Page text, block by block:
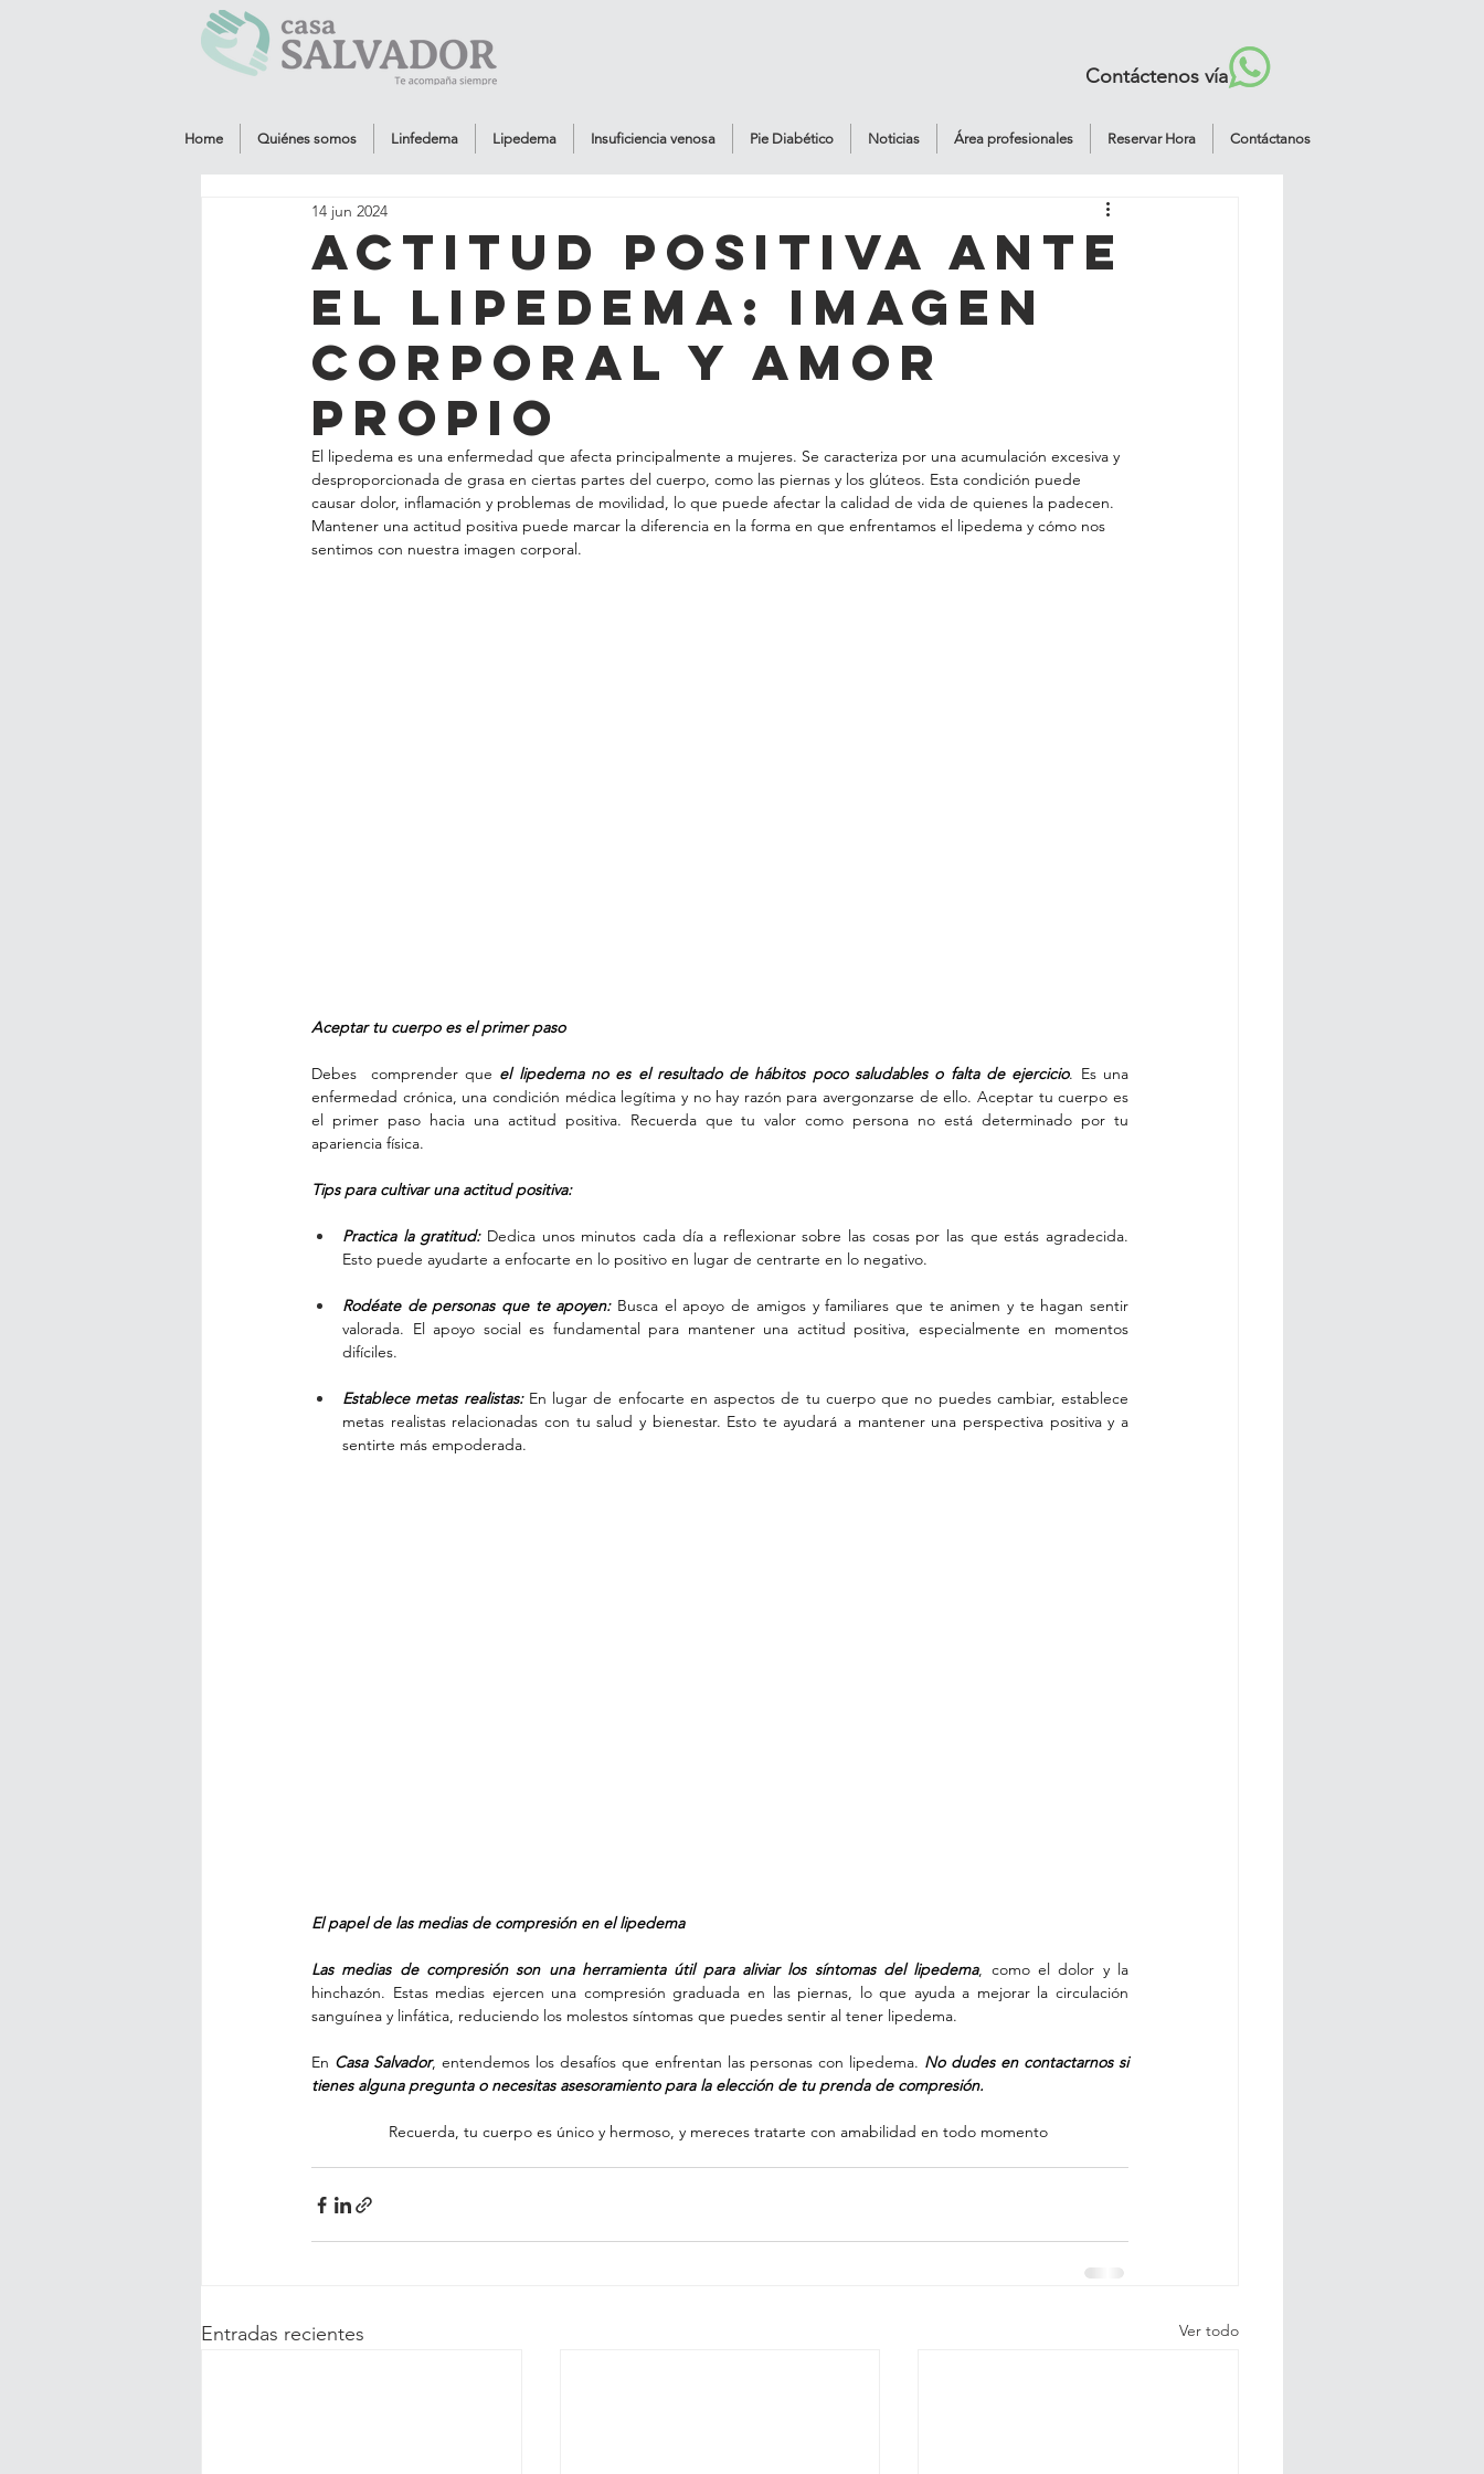
Contáctenos vía
Home Quiénes somos Linfedema Lipedema Insuficiencia venosa Pie Diabético Noticias Área profesionales Reservar Hora Contáctanos
Actitud positiva ante
el lipedema: Imagen
corporal y amor
propio
14 jun 2024
El lipedema es una enfermedad que afecta principalmente a mujeres. Se caracteriza por una acumulación excesiva y
desproporcionada de grasa en ciertas partes del cuerpo, como las piernas y los glúteos. Esta condición puede
causar dolor, inflamación y problemas de movilidad, lo que puede afectar la calidad de vida de quienes la padecen.
Mantener una actitud positiva puede marcar la diferencia en la forma en que enfrentamos el lipedema y cómo nos
sentimos con nuestra imagen corporal.
Aceptar tu cuerpo es el primer paso
Debes  comprender que el lipedema no es el resultado de hábitos poco saludables o falta de ejercicio. Es una
enfermedad crónica, una condición médica legítima y no hay razón para avergonzarse de ello. Aceptar tu cuerpo es
el primer paso hacia una actitud positiva. Recuerda que tu valor como persona no está determinado por tu
apariencia física.
Tips para cultivar una actitud positiva:
Practica la gratitud: Dedica unos minutos cada día a reflexionar sobre las cosas por las que estás agradecida.
Esto puede ayudarte a enfocarte en lo positivo en lugar de centrarte en lo negativo.
Rodéate de personas que te apoyen: Busca el apoyo de amigos y familiares que te animen y te hagan sentir
valorada. El apoyo social es fundamental para mantener una actitud positiva, especialmente en momentos
difíciles.
Establece metas realistas: En lugar de enfocarte en aspectos de tu cuerpo que no puedes cambiar, establece
metas realistas relacionadas con tu salud y bienestar. Esto te ayudará a mantener una perspectiva positiva y a
sentirte más empoderada.
El papel de las medias de compresión en el lipedema
Las medias de compresión son una herramienta útil para aliviar los síntomas del lipedema, como el dolor y la
hinchazón. Estas medias ejercen una compresión graduada en las piernas, lo que ayuda a mejorar la circulación
sanguínea y linfática, reduciendo los molestos síntomas que puedes sentir al tener lipedema.
En Casa Salvador, entendemos los desafíos que enfrentan las personas con lipedema. No dudes en contactarnos si
tienes alguna pregunta o necesitas asesoramiento para la elección de tu prenda de compresión.
Recuerda, tu cuerpo es único y hermoso, y mereces tratarte con amabilidad en todo momento
Entradas recientes Ver todo